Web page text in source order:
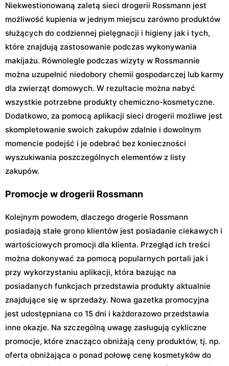
Niekwestionowaną zaletą sieci drogerii Rossmann jest
możliwość kupienia w jednym miejscu zarówno produktów
służących do codziennej pielęgnacji i higieny jak i tych,
które znajdują zastosowanie podczas wykonywania
makijażu. Równolegle podczas wizyty w Rossmannie
można uzupełnić niedobory chemii gospodarczej lub karmy
dla zwierząt domowych. W rezultacie można nabyć
wszystkie potrzebne produkty chemiczno-kosmetyczne.
Dodatkowo, za pomocą aplikacji sieci drogerii możliwe jest
skompletowanie swoich zakupów zdalnie i dowolnym
momencie podejść i je odebrać bez konieczności
wyszukiwania poszczególnych elementów z listy
zakupów.
Promocje w drogerii Rossmann
Kolejnym powodem, dlaczego drogerie Rossmann
posiadają stałe grono klientów jest posiadanie ciekawych i
wartościowych promocji dla klienta. Przegląd ich treści
można dokonywać za pomocą popularnych portali jak i
przy wykorzystaniu aplikacji, która bazując na
posiadanych funkcjach przedstawia produkty aktualnie
znajdujące się w sprzedaży. Nowa gazetka promocyjna
jest udostępniana co 15 dni i każdorazowo przedstawia
inne okazje. Na szczególną uwagę zasługują cykliczne
promocje, które znacząco obniżają ceny produktów, tj. np.
oferta obniżająca o ponad połowę cenę kosmetyków do